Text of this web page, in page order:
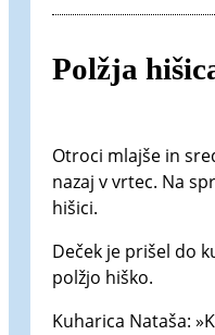
Polžja
Otroci mlajše in
nazaj v vrtec. Na
hišici.
Deček je prišel do
polžjo hiško.
Kuharica Nataša: